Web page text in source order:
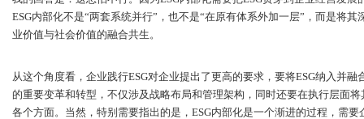
ESG内部化不是“两套系统并行”，也不是“在原有体系外加一层”，而是将
业价值与社会价值的融合共生。
从这个角度看，企业践行ESG对企业提出了更高的要求，要将ESG纳入并
的重要变革和转型，不仅涉及战略布局和管理架构，同时还要在执行层面
各个方面。当然，特别需要指出的是，ESG内部化是一个渐进的过程，需